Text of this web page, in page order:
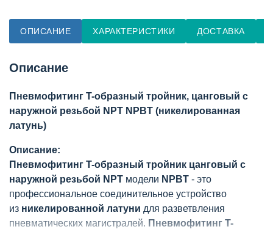
ОПИСАНИЕ ХАРАКТЕРИСТИКИ ДОСТАВКА
Описание
Пневмофитинг T-образный тройник, цанговый с
наружной резьбой NPT NPBT (никелированная
латунь)
Описание:
Пневмофитинг T-образный тройник цанговый с
наружной резьбой NPT модели NPBT - это
профессиональное соединительное устройство
из никелированной латуни для разветвления
пневматических магистралей. Пневмофитинг T-